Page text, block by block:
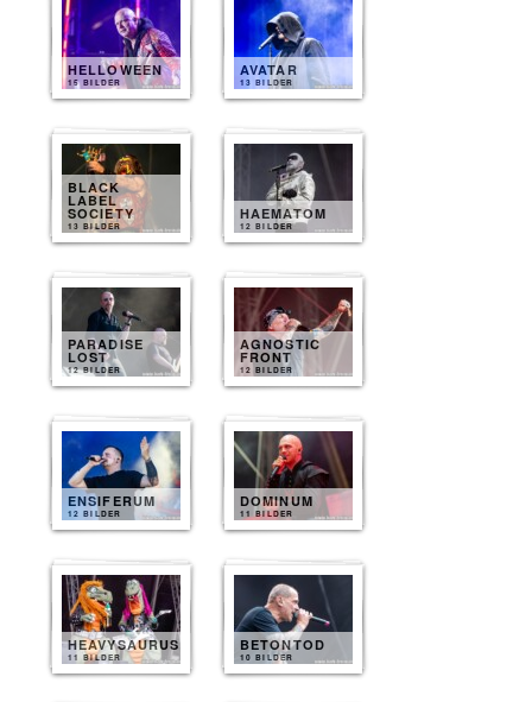
HELLOWEEN
15 BILDER
AVATAR
13 BILDER
BLACK
LABEL
SOCIETY
13 BILDER
HAEMATOM
12 BILDER
PARADISE
LOST
12 BILDER
AGNOSTIC
FRONT
12 BILDER
ENSIFERUM
12 BILDER
DOMINUM
11 BILDER
HEAVYSAURUS
11 BILDER
BETONTOD
10 BILDER